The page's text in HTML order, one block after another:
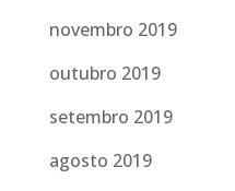
novembro 2019
outubro 2019
setembro 2019
agosto 2019